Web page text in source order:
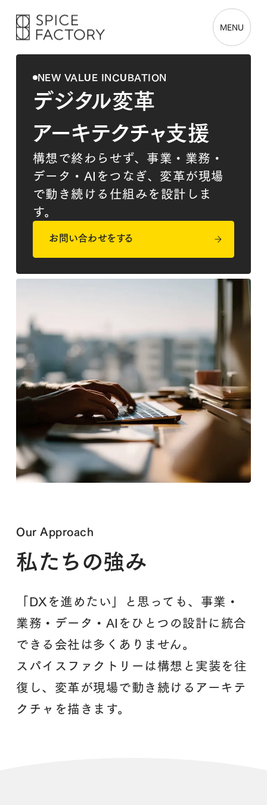
MENU
NEW VALUE INCUBATION
デジタル変革
アーキテクチャ支援
構想で終わらせず、事業・業務・
データ・AIをつなぎ、変革が現場
で動き続ける仕組みを設計しま
す。
お問い合わせをする
Our Approach
私たちの強み
「DXを進めたい」と思っても、事業・
業務・データ・AIをひとつの設計に統合
できる会社は多くありません。
スパイスファクトリーは構想と実装を往
復し、変革が現場で動き続けるアーキテ
クチャを描きます。